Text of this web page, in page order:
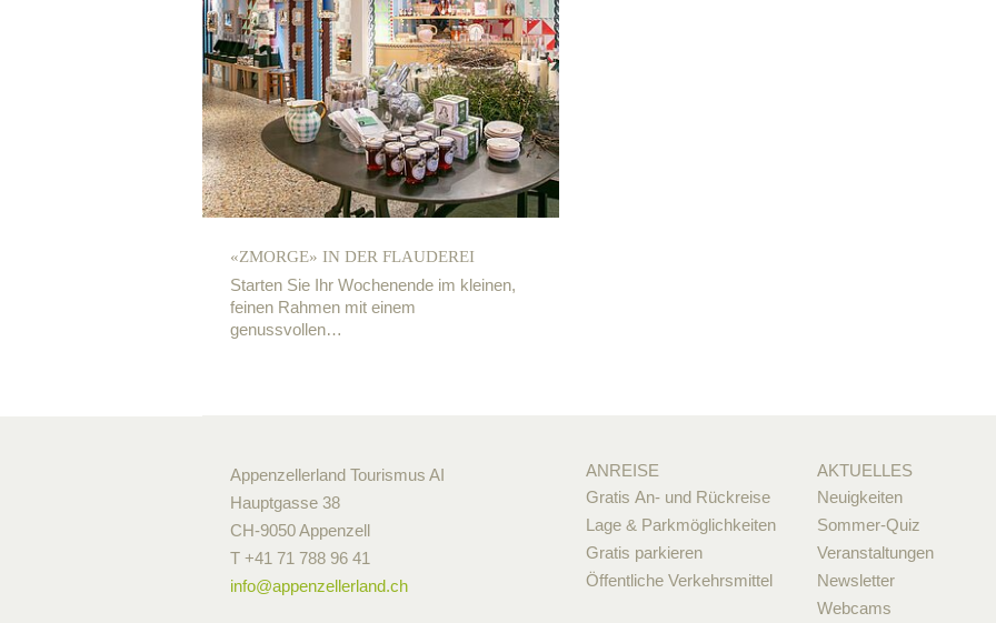
«ZMORGE» IN DER FLAUDEREI
Starten Sie Ihr Wochenende im kleinen,
feinen Rahmen mit einem
genussvollen…
Appenzellerland Tourismus AI
Hauptgasse 38
CH-9050 Appenzell
T +41 71 788 96 41
info@appenzellerland.ch
ANREISE
Gratis An- und Rückreise
Lage & Parkmöglichkeiten
Gratis parkieren
Öffentliche Verkehrsmittel
AKTUELLES
Neuigkeiten
Sommer-Quiz
Veranstaltungen
Newsletter
Webcams